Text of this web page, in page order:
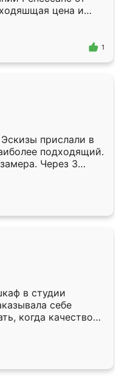
цена и
Приехавший
самый
1
прислали в
подходящий.
Через 3
Остались
Ренессанс
работу!
в студии
себе
когда качеством
кухня уже почти